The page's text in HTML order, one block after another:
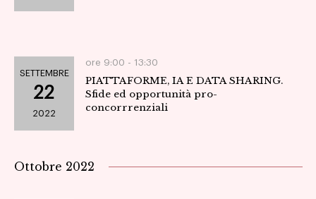
SETTEMBRE
22
2022
ore 9:00 - 13:30
PIATTAFORME, IA E DATA SHARING.
Sfide ed opportunità pro-
concorrrenziali
Ottobre 2022